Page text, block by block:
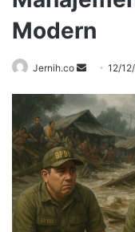
Modern
Jernih.co
Send
email
12/